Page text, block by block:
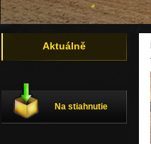
Aktuálně
Na stiahnutie